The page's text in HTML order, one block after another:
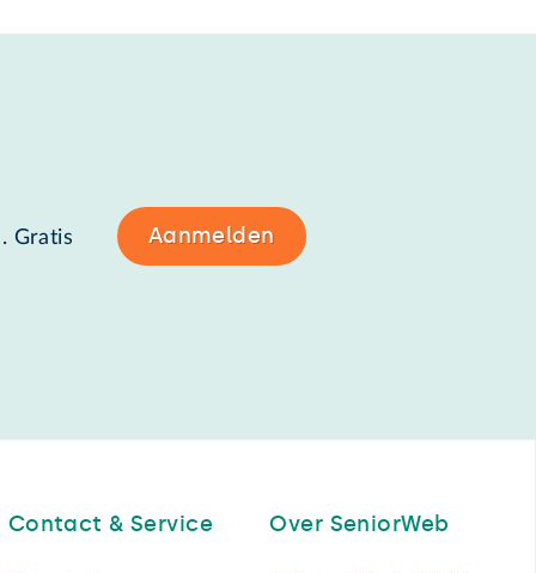
Gratis Aanmelden
Contact & Service Over SeniorWeb